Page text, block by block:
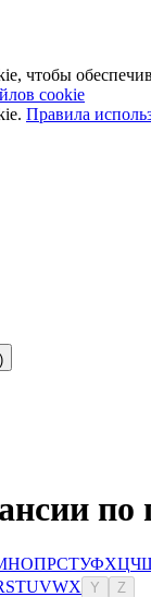
чтобы
cookie
Правила
НОПРСТУФХЦЧ
STUVWX Y Z